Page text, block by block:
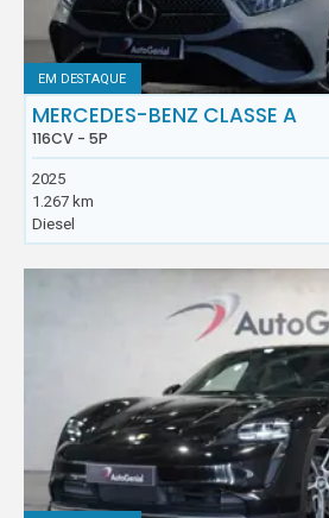
EM DESTAQUE
MERCEDES-BENZ CLASSE A
116CV - 5P
2025
1.267 km
Diesel